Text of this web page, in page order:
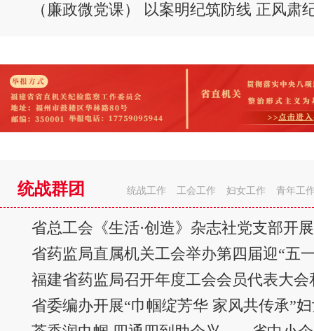
（廉政微党课） 以案明纪筑防线 正风肃
统战群团 青年工
妇女工作
工会工作
统战工作
省总工会《生活·创造》杂志社党支部开
省药监局直属机关工会举办第四届迎“五
省委编办开展“巾帼绽芳华 家风共传承”